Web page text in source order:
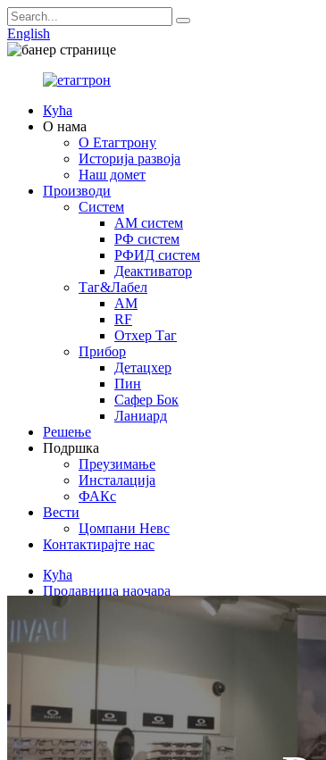
English
Кућа
О нама
О Етагтрону
Историја развоја
Наш домет
Производи
Систем
АМ систем
РФ систем
РФИД систем
Деактиватор
Таг&Лабел
AM
RF
Отхер Таг
Прибор
Детацхер
Пин
Сафер Бок
Ланиард
Решење
Подршка
Преузимање
Инсталација
ФАКс
Вести
Цомпани Невс
Контактирајте нас
Кућа
Продавница наочара